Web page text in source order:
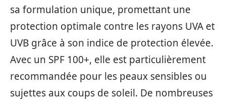
sa formulation unique, promettant une
protection optimale contre les rayons UVA et
UVB grâce à son indice de protection élevée.
Avec un SPF 100+, elle est particulièrement
recommandée pour les peaux sensibles ou
sujettes aux coups de soleil. De nombreuses